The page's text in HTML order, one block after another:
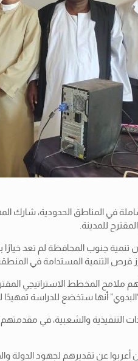
في المناطق الحدودية، شارك
للمدينة.
أن تنمية جنوب المحافظة لم تعد
فرص التنمية المستدامة في
المخطط الاستراتيجي
أنها ستخضع للدراسة
والشعبية، في مقدمتهم
عن تقديرهم لجهود الدولة